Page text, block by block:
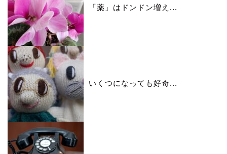
「薬」はドンドン増え...
いくつになっても好奇...